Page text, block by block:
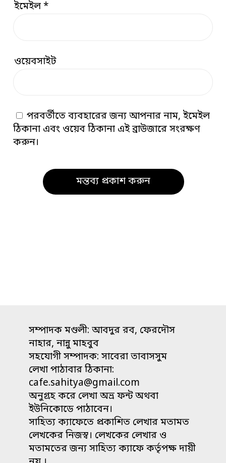
ইমেইল*
ওয়েবসাইট
পরবর্তীতে ব্যবহারের জন্য আপনার নাম, ইমেইল
ঠিকানা এবং ওয়েব ঠিকানা এই ব্রাউজারে সংরক্ষণ
করুন।
সম্পাদক মণ্ডলী: আবদুর রব, ফেরদৌস
নাহার, নান্নু মাহবুব
সহযোগী সম্পাদক: সাবেরা তাবাসসুম
লেখা পাঠাবার ঠিকানা:
cafe.sahitya@gmail.com
অনুগ্রহ করে লেখা অভ্র ফন্ট অথবা
ইউনিকোডে পাঠাবেন।
সাহিত্য ক্যাফেতে প্রকাশিত লেখার মতামত
লেখকের নিজস্ব। লেখকের লেখার ও
মতামতের জন্য সাহিত্য ক্যাফে কর্তৃপক্ষ দায়ী